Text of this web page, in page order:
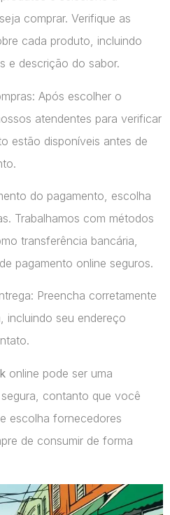
comprar. Verifique as
cada produto, incluindo
e descrição do sabor.
Após escolher o
atendentes para verificar
estão disponíveis antes de
do pagamento, escolha
Trabalhamos com métodos
transferência bancária,
pagamento online seguros.
Preencha corretamente
incluindo seu endereço
online pode ser uma
contanto que você
escolha fornecedores
de consumir de forma